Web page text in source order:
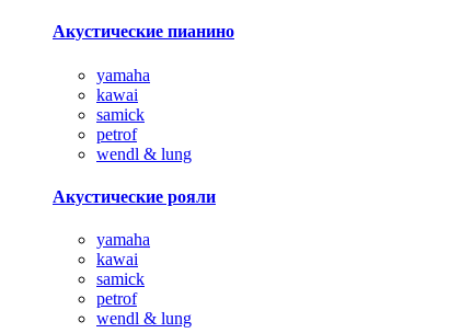
Акустические пианино
yamaha
kawai
samick
petrof
wendl & lung
Акустические рояли
yamaha
kawai
samick
petrof
wendl & lung